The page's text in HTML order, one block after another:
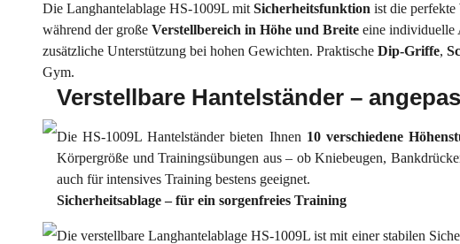
Die Langhantelablage HS-1009L mit Sicherheitsfunktion ist die
während der große Verstellbereich in Höhe und Breite eine individuelle
zusätzliche Unterstützung bei hohen Gewichten. Praktische Dip-Griffe,
Gym.
Verstellbare Hantelständer –
Die HS-1009L Hantelständer bieten Ihnen 10 verschiedene
Körpergröße und Trainingsübungen aus – ob Kniebeugen,
auch für intensives Training bestens geeignet.
Sicherheitsablage – für ein sorgenfreies Training
Die verstellbare Langhantelablage HS-1009L ist mit einer stabilen